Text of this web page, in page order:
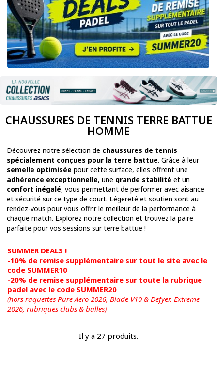
CHAUSSURES DE TENNIS TERRE BATTUE
HOMME
Découvrez notre sélection de chaussures de tennis
spécialement conçues pour la terre battue. Grâce à leur
semelle optimisée pour cette surface, elles offrent une
adhérence exceptionnelle, une grande stabilité et un
confort inégalé, vous permettant de performer avec aisance
et sécurité sur ce type de court. Légereté et soutien sont au
rendez-vous pour vous offrir le meilleur de la performance à
chaque match. Explorez notre collection et trouvez la paire
parfaite pour vos sessions sur terre battue !
SUMMER DEALS !
-10% de remise supplémentaire sur tout le site avec le
code SUMMER10
-20% de remise supplémentaire sur toute la rubrique
padel avec le code SUMMER20
(hors raquettes Pure Aero 2026, Blade V10 & Defyer, Extreme
2026, rubriques clubs & balles)
Il y a 27 produits.